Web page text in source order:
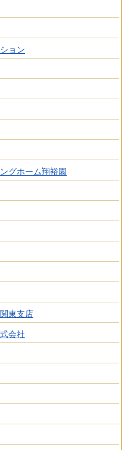
ョン
グホーム翔裕園
東支店
会社